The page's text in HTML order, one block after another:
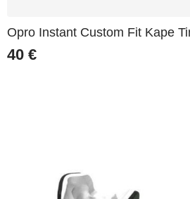
Opro Instant Custom Fit Kape
40 €